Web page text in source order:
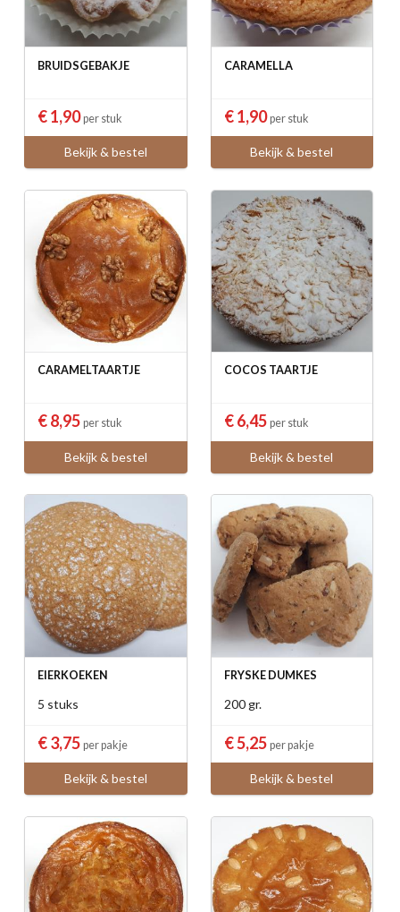
BRUIDSGEBAKJE
€ 1,90per stuk
Bekijk & bestel
CARAMELLA
€ 1,90per stuk
Bekijk & bestel
CARAMELTAARTJE
€ 8,95 per stuk
Bekijk & bestel
COCOS TAARTJE
€ 6,45 per stuk
Bekijk & bestel
EIERKOEKEN
5 stuks
€ 3,75 per pakje
Bekijk & bestel
FRYSKE DUMKES
200 gr.
€ 5,25 per pakje
Bekijk & bestel